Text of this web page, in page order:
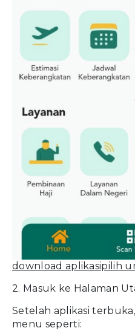
download aplikasipilih
2. Masuk ke Halaman
Setelah aplikasi
menu seperti: